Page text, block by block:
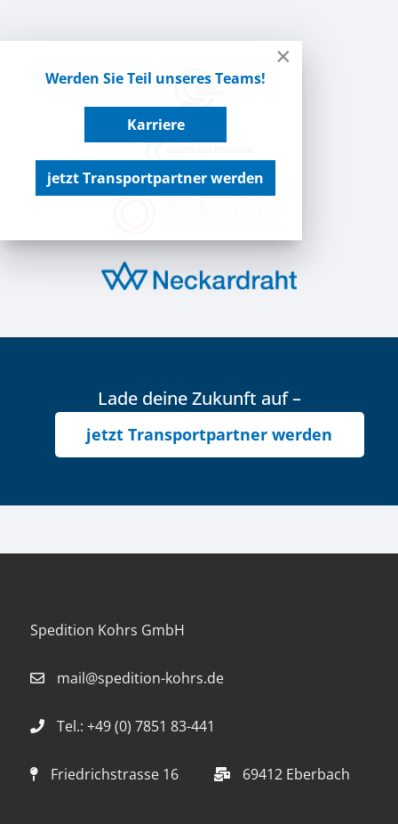
Lade deine Zukunft auf –
jetzt Transportpartner werden
Spedition Kohrs GmbH
mail@spedition-kohrs.de
Tel.: +49 (0) 7851 83-441
Friedrichstrasse 16 69412 Eberbach
×
Werden Sie Teil unseres Teams!
Karriere
jetzt Transportpartner werden